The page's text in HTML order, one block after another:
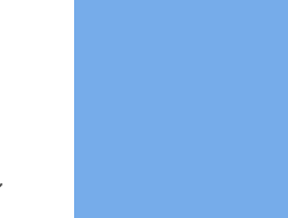
Windgeschwindigkeiten in 3h